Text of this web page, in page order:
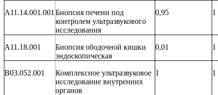
A11.14.001.001 Биопсия печени под
контролем ультразвукового
исследования
0,95 1
A11.18.001
Биопсия ободочной кишки
эндоскопическая
0,01 1
B03.052.001
Комплексное ультразвуковое
исследование внутренних
органов
1 1